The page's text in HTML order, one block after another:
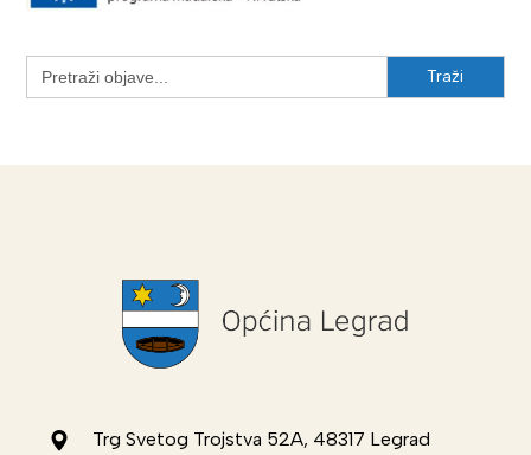
Search
for:
Trg Svetog Trojstva 52A, 48317 Legrad